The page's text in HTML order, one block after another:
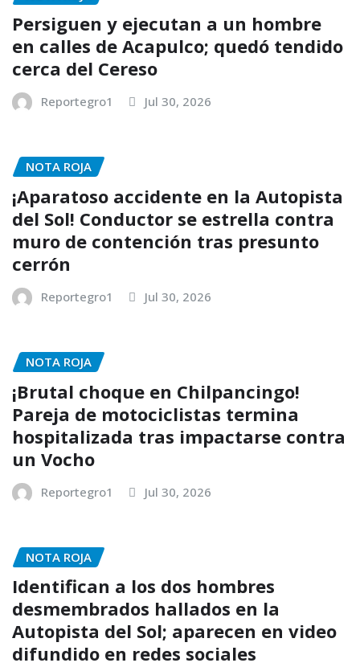
Persiguen y ejecutan a un hombre
en calles de Acapulco; quedó tendido
cerca del Cereso
Reportegro1 Jul 30, 2026
NOTA ROJA
¡Aparatoso accidente en la Autopista
del Sol! Conductor se estrella contra
muro de contención tras presunto
cerrón
Reportegro1 Jul 30, 2026
NOTA ROJA
¡Brutal choque en Chilpancingo!
Pareja de motociclistas termina
hospitalizada tras impactarse contra
un Vocho
Reportegro1 Jul 30, 2026
NOTA ROJA
Identifican a los dos hombres
desmembrados hallados en la
Autopista del Sol; aparecen en video
difundido en redes sociales